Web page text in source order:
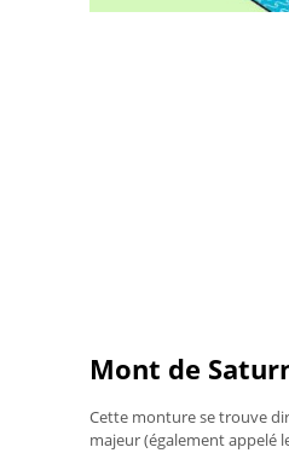
Mont de
Cette monture se trouve
majeur (également appelé